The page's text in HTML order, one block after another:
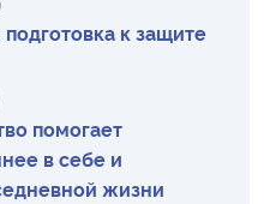
к защите
помогает
в себе и
жизни